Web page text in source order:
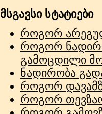
მსგავსი სტატიები
როგორ
როგორ
გამოცდილი
ნადირობა
როგორ
როგორ